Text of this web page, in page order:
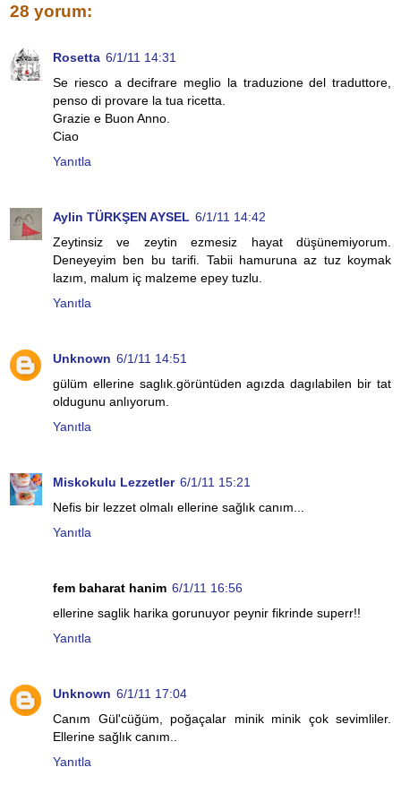
28 yorum:
Rosetta 6/1/11 14:31
Se riesco a decifrare meglio la traduzione del traduttore,
penso di provare la tua ricetta.
Grazie e Buon Anno.
Ciao
Yanıtla
Aylin TÜRKŞEN AYSEL 6/1/11 14:42
Zeytinsiz ve zeytin ezmesiz hayat düşünemiyorum.
Deneyeyim ben bu tarifi. Tabii hamuruna az tuz koymak
lazım, malum iç malzeme epey tuzlu.
Yanıtla
Unknown 6/1/11 14:51
gülüm ellerine saglık.görüntüden agızda dagılabilen bir tat
oldugunu anlıyorum.
Yanıtla
Miskokulu Lezzetler 6/1/11 15:21
Nefis bir lezzet olmalı ellerine sağlık canım...
Yanıtla
fem baharat hanim 6/1/11 16:56
ellerine saglik harika gorunuyor peynir fikrinde superr!!
Yanıtla
Unknown 6/1/11 17:04
Canım Gül'cüğüm, poğaçalar minik minik çok sevimliler.
Ellerine sağlık canım..
Yanıtla